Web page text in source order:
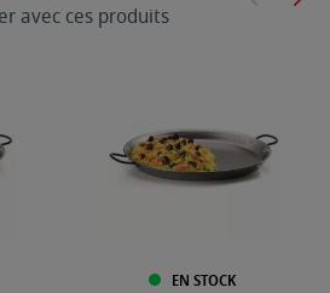
avec ces produits
EN STOCK